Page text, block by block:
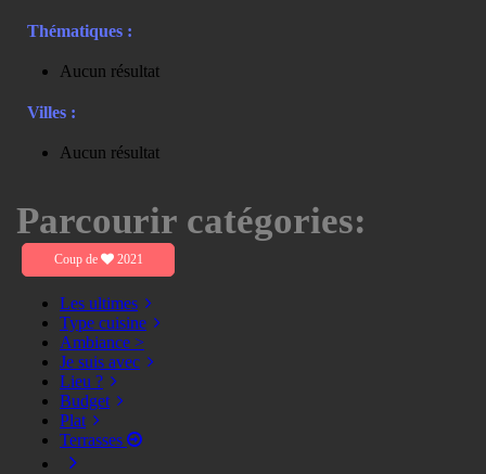
Thématiques :
Aucun résultat
Villes :
Aucun résultat
Parcourir catégories:
Coup de 2021
Les ultimes
Type cuisine
Ambiance >
Je suis avec
Lieu ?
Budget
Plat
Terrasses